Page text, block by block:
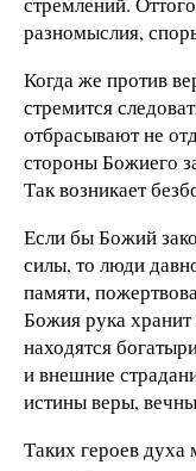
разномыслия,
Когда же против
стремится
отбрасывают не
стороны Божиего
Так возникает
Если бы Божий
силы, то люди
памяти,
Божия рука
находятся
и внешние
истины веры,
Таких героев духа